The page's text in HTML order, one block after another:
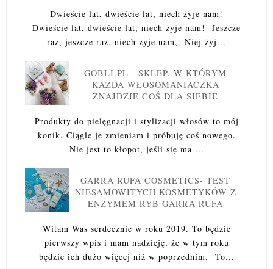
Dwieście lat, dwieście lat, niech żyje nam!
Dwieście lat, dwieście lat, niech żyje nam! Jeszcze
raz, jeszcze raz, niech żyje nam, Niej żyj...
GOBLI.PL - SKLEP, W KTÓRYM
KAŻDA WŁOSOMANIACZKA
ZNAJDZIE COŚ DLA SIEBIE
Produkty do pielęgnacji i stylizacji włosów to mój
konik. Ciągle je zmieniam i próbuję coś nowego.
Nie jest to kłopot, jeśli się ma ...
GARRA RUFA COSMETICS- TEST
NIESAMOWITYCH KOSMETYKÓW Z
ENZYMEM RYB GARRA RUFA
Witam Was serdecznie w roku 2019. To będzie
pierwszy wpis i mam nadzieję, że w tym roku
będzie ich dużo więcej niż w poprzednim. To...